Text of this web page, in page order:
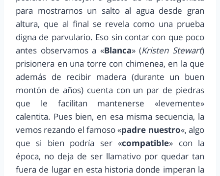
para mostrarnos un salto al agua desde gran
altura, que al final se revela como una prueba
digna de parvulario. Eso sin contar con que poco
antes observamos a «Blanca» (Kristen Stewart)
prisionera en una torre con chimenea, en la que
además de recibir madera (durante un buen
montón de años) cuenta con un par de piedras
que le facilitan mantenerse «levemente»
calentita. Pues bien, en esa misma secuencia, la
vemos rezando el famoso «padre nuestro«, algo
que si bien podría ser «compatible» con la
época, no deja de ser llamativo por quedar tan
fuera de lugar en esta historia donde imperan la